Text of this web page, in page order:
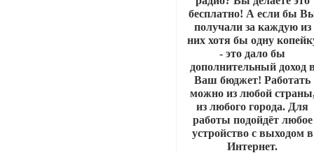
бесплатно! А если бы
получали за каждую из
них хотя бы одну
- это дало бы
дополнительный доход
Ваш бюджет! Работать
можно из любой
из любого города. Для
работы подойдёт любое
устройство с выходом в
Интернет.